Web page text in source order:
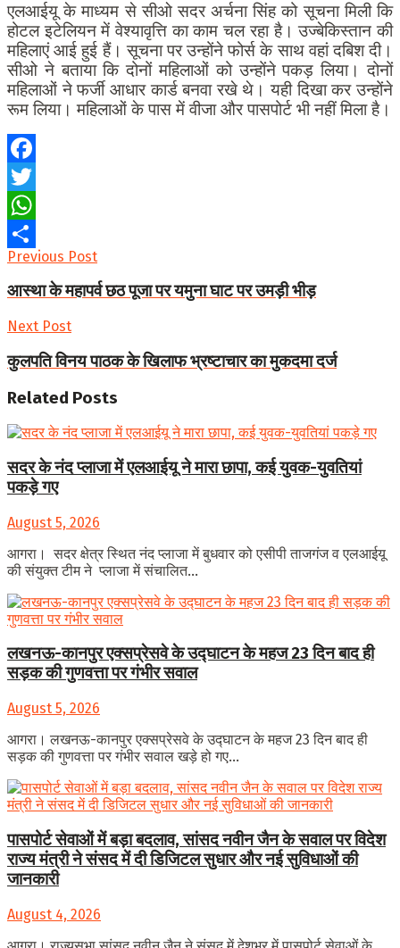
एलआईयू के माध्यम से सीओ सदर अर्चना सिंह को सूचना मिली कि
होटल इटेलियन में वेश्यावृत्ति का काम चल रहा है। उज्बेकिस्तान की
महिलाएं आई हुई हैं। सूचना पर उन्होंने फोर्स के साथ वहां दबिश दी।
सीओ ने बताया कि दोनों महिलाओं को उन्होंने पकड़ लिया। दोनों
महिलाओं ने फर्जी आधार कार्ड बनवा रखे थे। यही दिखा कर उन्होंने
रूम लिया। महिलाओं के पास में वीजा और पासपोर्ट भी नहीं मिला है।
Facebook
Twitter
WhatsApp
Share
Previous Post
आस्था के महापर्व छठ पूजा पर यमुना घाट पर उमड़ी भीड़
Next Post
कुलपति विनय पाठक के खिलाफ भ्रष्टाचार का मुकदमा दर्ज
Related Posts
सदर के नंद प्लाजा में एलआईयू ने मारा छापा, कई युवक-युवतियां
पकड़े गए
August 5, 2026
आगरा। सदर क्षेत्र स्थित नंद प्लाजा में बुधवार को एसीपी ताजगंज व एलआईयू
की संयुक्त टीम ने प्लाजा में संचालित...
लखनऊ-कानपुर एक्सप्रेसवे के उद्घाटन के महज 23 दिन बाद ही
सड़क की गुणवत्ता पर गंभीर सवाल
August 5, 2026
आगरा। लखनऊ-कानपुर एक्सप्रेसवे के उद्घाटन के महज 23 दिन बाद ही
सड़क की गुणवत्ता पर गंभीर सवाल खड़े हो गए...
पासपोर्ट सेवाओं में बड़ा बदलाव, सांसद नवीन जैन के सवाल पर विदेश
राज्य मंत्री ने संसद में दी डिजिटल सुधार और नई सुविधाओं की
जानकारी
August 4, 2026